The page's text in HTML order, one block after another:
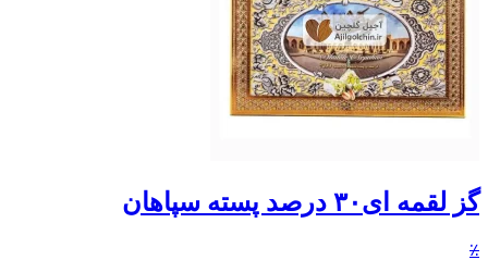
گز لقمه ای۳۰ درصد پسته سپاهان
٪